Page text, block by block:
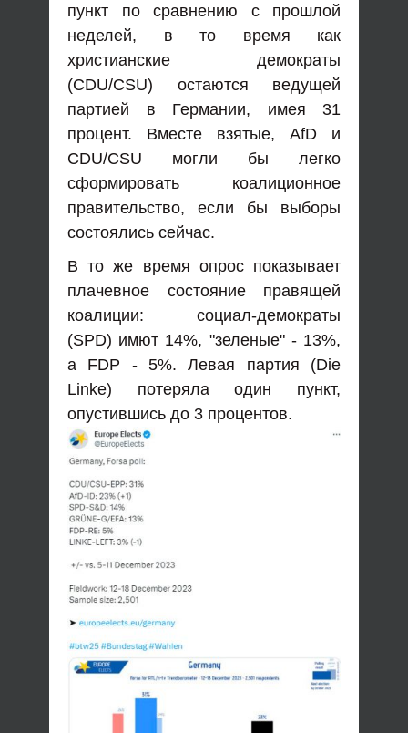
пункт по сравнению с прошлой
неделей, в то время как
христианские демократы
(CDU/CSU) остаются ведущей
партией в Германии, имея 31
процент. Вместе взятые, AfD и
CDU/CSU могли бы легко
сформировать коалиционное
правительство, если бы выборы
состоялись сейчас.
В то же время опрос показывает
плачевное состояние правящей
коалиции: социал-демократы
(SPD) имют 14%, "зеленые" - 13%,
а FDP - 5%. Левая партия (Die
Linke) потеряла один пункт,
опустившись до 3 процентов.